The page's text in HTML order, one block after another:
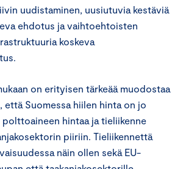
uudistaminen, uusiutuvia kestäviä
ehdotus ja vaihtoehtoisten
koskeva
on erityisen tärkeää muodostaa
että Suomessa hiilen hinta on jo
hintaa ja tieliikenne
piiriin. Tieliikennettä
näin ollen sekä EU-